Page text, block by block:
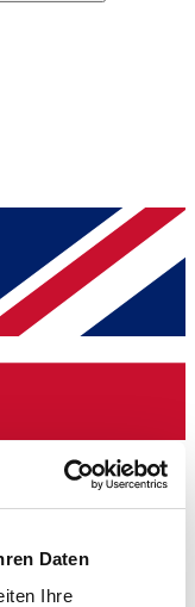
Daten
Ihre